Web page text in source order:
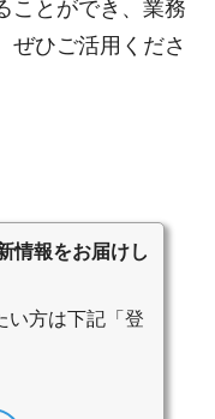
ことができ、業務
ぜひご活用くださ
情報をお届けし
い方は下記「登